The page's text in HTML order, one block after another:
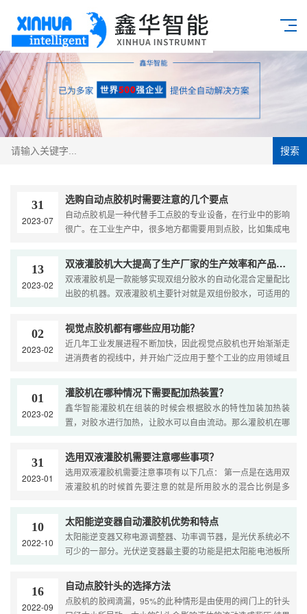
搜索
31
2023-07
选购自动点胶机时需要注意的几个要点
自动点胶机是一种代替手工点胶的专业设备，在行业中的影响
很广。在工业生产中，很多地方都需要用到点胶，比如集成电
继电器、扬声器）、电子部件、汽车部件等等。传统的点胶是
靠工人手工操作实现的。....
13
2023-02
双液灌胶机大大提高了生产厂家的生产效率和产品质量
双液灌胶机是一款能够实现双组分胶水的自动化混合定量配比
出胶的机器。双液灌胶机主要针对就是双组份胶水，可适用的
灌胶机设备的推广应用，减少了企业的人力投入，加快和提高
了企业的生产效率和产品质量。....
02
2023-02
视觉点胶机都有哪些应用功能？
近几年工业发展进程不断加快，因此视觉点胶机也开始渐渐走
进消费者的视线中，并开始广泛应用于整个工业的应用领域且
着鑫华小编一起来看看吧！ 1、人工智能检测应用功能 随着视
觉点胶机的应用技....
01
2023-02
灌胶机在哪种情况下需要配加热装置？
鑫华智能灌胶机在组装的时候会根据胶水的特性加装加热装
置，对胶水进行加热，让胶水可以自由流动。那么灌胶机在哪
如胶水是硅胶时，不用配加热。硅胶特性本身就是耐高温，耐
低温，加热对其流动性，粘稠度没什....
31
2023-01
选用双液灌胶机需要注意哪些事项？
选用双液灌胶机需要注意事项有以下几点： 第一点是在选用双
液灌胶机的时候首先要注意的就是所用胶水的混合比例是多
的，在混合胶水的时候，一定要根据比例进行混合，如果所用
的胶水不再规定的范围内的话，这个问....
10
2022-10
太阳能逆变器自动灌胶机优势和特点
太阳能逆变器又称电源调整器、功率调节器，是光伏系统必不
可少的一部分。光伏逆变器最主要的功能是把太阳能电池板所
全部都要通过逆变器的处理才能对外输出。由于太阳能逆变器
工作的环境常在户外，为了提高其工作的可靠性，往往要通灌
胶机....
16
2022-09
自动点胶针头的选择方法
点胶机​的胶阀滴漏，95%的此种情形是由使用的阀门上的针头